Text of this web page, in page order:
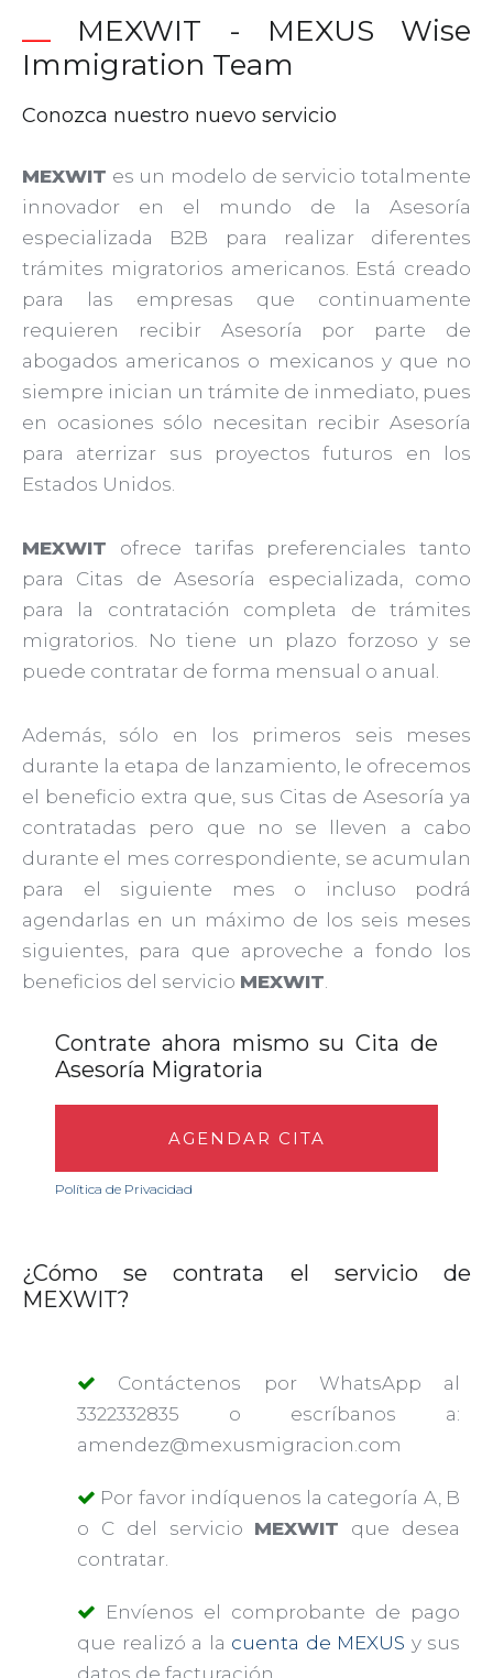
__ MEXWIT - MEXUS Wise
Immigration Team
Conozca nuestro nuevo servicio
MEXWIT es un modelo de servicio totalmente
innovador en el mundo de la Asesoría
especializada B2B para realizar diferentes
trámites migratorios americanos. Está creado
para las empresas que continuamente
requieren recibir Asesoría por parte de
abogados americanos o mexicanos y que no
siempre inician un trámite de inmediato, pues
en ocasiones sólo necesitan recibir Asesoría
para aterrizar sus proyectos futuros en los
Estados Unidos.
MEXWIT ofrece tarifas preferenciales tanto
para Citas de Asesoría especializada, como
para la contratación completa de trámites
migratorios. No tiene un plazo forzoso y se
puede contratar de forma mensual o anual.
Además, sólo en los primeros seis meses
durante la etapa de lanzamiento, le ofrecemos
el beneficio extra que, sus Citas de Asesoría ya
contratadas pero que no se lleven a cabo
durante el mes correspondiente, se acumulan
para el siguiente mes o incluso podrá
agendarlas en un máximo de los seis meses
siguientes, para que aproveche a fondo los
beneficios del servicio MEXWIT.
Contrate ahora mismo su Cita de
Asesoría Migratoria
AGENDAR CITA
Política de Privacidad
¿Cómo se contrata el servicio de
MEXWIT?
Contáctenos por WhatsApp al
3322332835 o escríbanos a:
amendez@mexusmigracion.com
Por favor indíquenos la categoría A, B
o C del servicio MEXWIT que desea
contratar.
Envíenos el comprobante de pago
que realizó a la cuenta de MEXUS y sus